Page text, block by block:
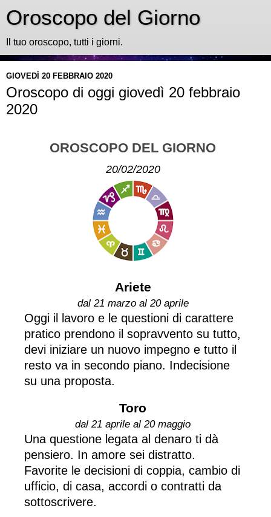
Oroscopo del Giorno
Il tuo oroscopo, tutti i giorni.
GIOVEDÌ 20 FEBBRAIO 2020
Oroscopo di oggi giovedì 20 febbraio
2020
OROSCOPO DEL GIORNO
20/02/2020
Ariete
dal 21 marzo al 20 aprile
Oggi il lavoro e le questioni di carattere
pratico prendono il sopravvento su tutto,
devi iniziare un nuovo impegno e tutto il
resto va in secondo piano. Indecisione
su una proposta.
Toro
dal 21 aprile al 20 maggio
Una questione legata al denaro ti dà
pensiero. In amore sei distratto.
Favorite le decisioni di coppia, cambio di
ufficio, di casa, accordi o contratti da
sottoscrivere.